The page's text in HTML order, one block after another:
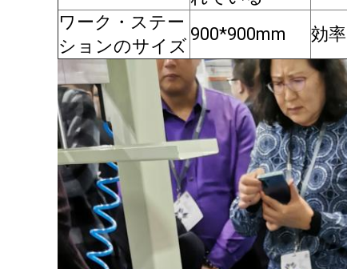
ワーク・ステー
ションのサイズ
900*900mm 効率